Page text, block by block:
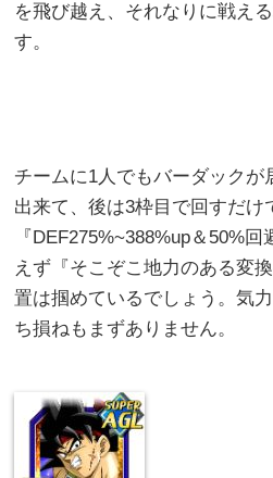
を飛び越え、それなりに戦え
す。
チームに1人でもバーダック
出来て、後は3枠目で回すだけ
『DEF275%~388%up＆50%
えず『そこぞこ地力のある変
置は掴めているでしょう。気
ち損ねもまずありません。